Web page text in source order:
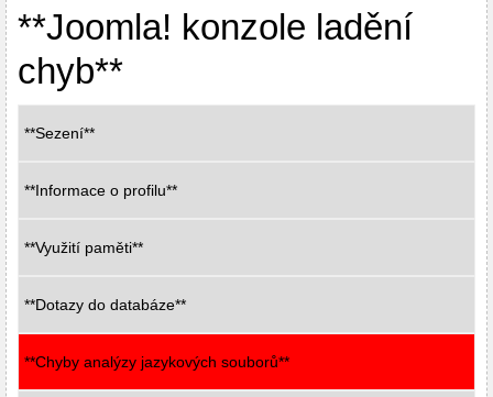
**Joomla! konzole ladění
chyb**
**Sezení**
**Informace o profilu**
**Využití paměti**
**Dotazy do databáze**
**Chyby analýzy jazykových souborů**